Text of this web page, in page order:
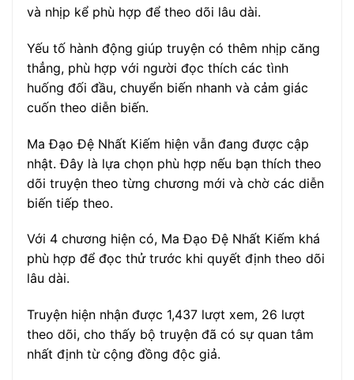
và nhịp kể phù hợp để theo dõi lâu dài.
Yếu tố hành động giúp truyện có thêm nhịp căng
thẳng, phù hợp với người đọc thích các tình
huống đối đầu, chuyển biến nhanh và cảm giác
cuốn theo diễn biến.
Ma Đạo Đệ Nhất Kiếm hiện vẫn đang được cập
nhật. Đây là lựa chọn phù hợp nếu bạn thích theo
dõi truyện theo từng chương mới và chờ các diễn
biến tiếp theo.
Với 4 chương hiện có, Ma Đạo Đệ Nhất Kiếm khá
phù hợp để đọc thử trước khi quyết định theo dõi
lâu dài.
Truyện hiện nhận được 1,437 lượt xem, 26 lượt
theo dõi, cho thấy bộ truyện đã có sự quan tâm
nhất định từ cộng đồng độc giả.